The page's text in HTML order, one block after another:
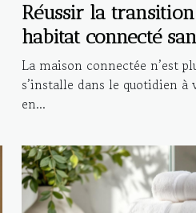
Réussir la
habitat connecté
compromettre la
La maison connectée n’est
s’installe dans le quotidien à
en...